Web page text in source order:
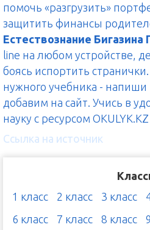
помочь «разгрузить»
защитить финансы
Естествознание Бигазина
line на любом устройстве,
боясь испортить
нужного учебника -
добавим на сайт. Учись в
науку с ресурсом OKULYK.KZ
Ссылка на источник
1 класс
2 класс 3 класс
6 класс
7 класс 8 класс